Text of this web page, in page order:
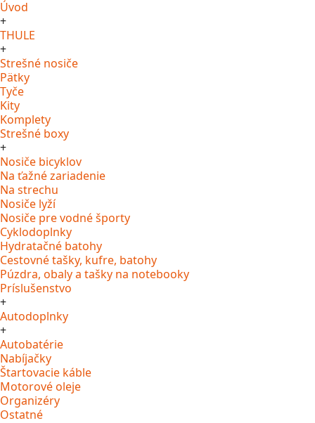
Úvod
+
THULE
+
Strešné nosiče
Pätky
Tyče
Kity
Komplety
Strešné boxy
+
Nosiče bicyklov
Na ťažné zariadenie
Na strechu
Nosiče lyží
Nosiče pre vodné športy
Cyklodoplnky
Hydratačné batohy
Cestovné tašky, kufre, batohy
Púzdra, obaly a tašky na notebooky
Príslušenstvo
+
Autodoplnky
+
Autobatérie
Nabíjačky
Štartovacie káble
Motorové oleje
Organizéry
Ostatné